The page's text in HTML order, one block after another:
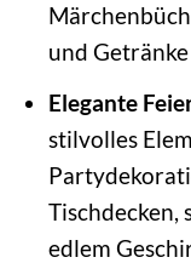
und
Elegante
stilvolles
Tischdecken,
edlem